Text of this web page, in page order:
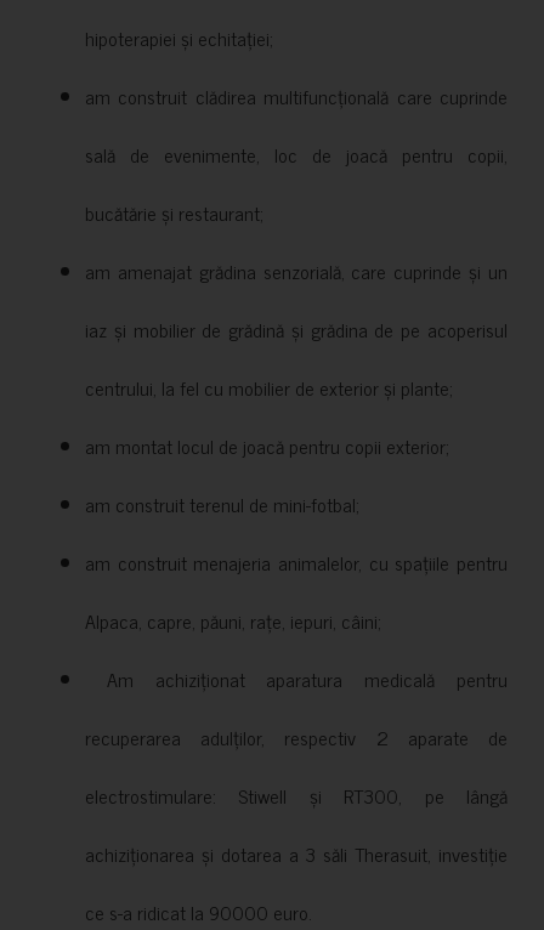
hipoterapiei și echitației;
am construit clădirea multifuncțională care cuprinde
sală de evenimente, loc de joacă pentru copii,
bucătărie și restaurant;
am amenajat grădina senzorială, care cuprinde și un
iaz și mobilier de grădină și grădina de pe acoperisul
centrului, la fel cu mobilier de exterior și plante;
am montat locul de joacă pentru copii exterior;
am construit terenul de mini-fotbal;
am construit menajeria animalelor, cu spațiile pentru
Alpaca, capre, păuni, rațe, iepuri, câini;
Am achiziționat aparatura medicală pentru
recuperarea adulților, respectiv 2 aparate de
electrostimulare: Stiwell și RT300, pe lângă
achiziționarea și dotarea a 3 săli Therasuit, investiție
ce s-a ridicat la 90000 euro.